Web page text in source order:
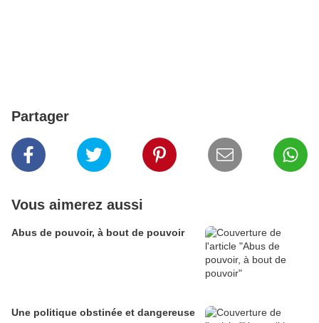
Partager
Vous aimerez aussi
Abus de pouvoir, à bout de pouvoir
Une politique obstinée et dangereuse